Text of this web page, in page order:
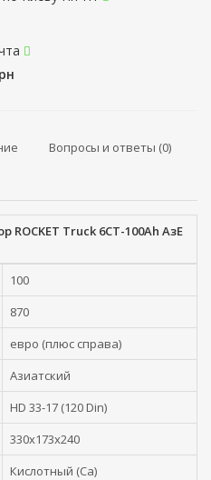
Вопросы и ответы (0)
Truck 6СТ-100Ah АзЕ
100
870
евро (плюс справа)
Азиатский
HD 33-17 (120 Din)
330x173x240
Кислотный (Ca)